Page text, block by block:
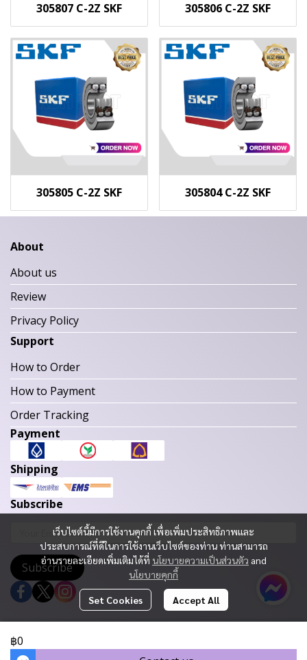
305807 C-2Z SKF 305806 C-2Z SKF
305805 C-2Z SKF 305804 C-2Z SKF
฿0
เว็บไซต์นี้มีการใช้งานคุกกี้ เพื่อเพิ่มประสิทธิภาพและ
ประสบการณ์ที่ดีในการใช้งานเว็บไซต์ของท่าน ท่านสามารถ
อ่านรายละเอียดเพิ่มเติมได้ที่ นโยบายความเป็นส่วนตัว and
นโยบายคุกกี้
Set Cookies Accept All
About
About us
Review
Privacy Policy
Support
How to Order
How to Payment
Order Tracking
Payment
Shipping
Subscribe
Subscribe
Today Visitor924